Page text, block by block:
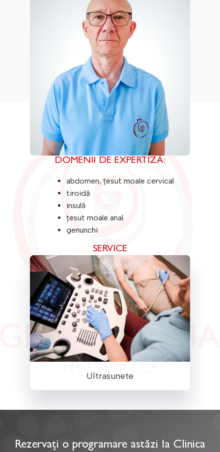
DOMENII DE EXPERTIZĂ:
abdomen, țesut moale cervical
tiroidă
insulă
țesut moale anal
genunchi
SERVICE
Ultrasunete
Rezervați o programare astăzi la Clinica